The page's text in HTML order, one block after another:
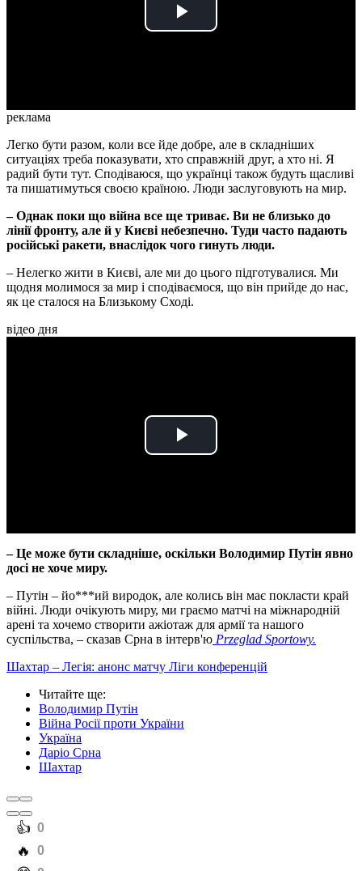
Play
реклама
Легко бути разом, коли все йде добре, але в складніших
ситуаціях треба показувати, хто справжній друг, а хто ні. Я
радий бути тут. Сподіваюся, що українці також будуть щасливі
та пишатимуться своєю країною. Люди заслуговують на мир.
– Однак поки що війна все ще триває. Ви не близько до
лінії фронту, але й у Києві небезпечно. Туди часто падають
російські ракети, внаслідок чого гинуть люди.
– Нелегко жити в Києві, але ми до цього підготувалися. Ми
щодня молимося за мир і сподіваємося, що він прийде до нас,
як це сталося на Близькому Сході.
відео дня
Play
– Це може бути складніше, оскільки Володимир Путін явно
досі не хоче миру.
– Путін – йо***ий виродок, але колись він має покласти край
війні. Люди очікують миру, ми граємо матчі на міжнародній
арені та хочемо створити ажіотаж для армії та нашого
суспільства, – сказав Срна в інтерв'ю Przeglad Sportowy.
Шахтар – Легія: анонс матчу Ліги конференцій
Читайте ще:
Володимир Путін
Війна Росії проти України
Україна
Даріо Срна
Шахтар
️👍 0
️🔥 0